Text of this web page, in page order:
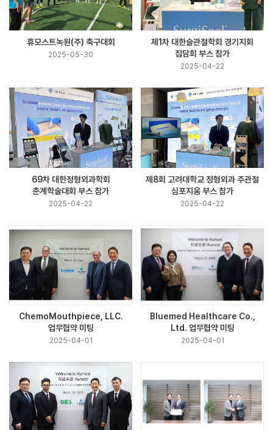
휴모스트녹원(주) 축구대회
2025-05-30
제1차 대한슬관절학회 경기지회
집담회 부스 참가
2025-04-22
69차 대한정형외과학회
춘계학술대회 부스 참가
2025-04-22
제8회 고려대학교 정형외과 주관절
심포지움 부스 참가
2025-04-22
ChemoMouthpiece, LLC.
업무협약 미팅
2025-04-01
Bluemed Healthcare Co.,
Ltd. 업무협약 미팅
2025-04-01